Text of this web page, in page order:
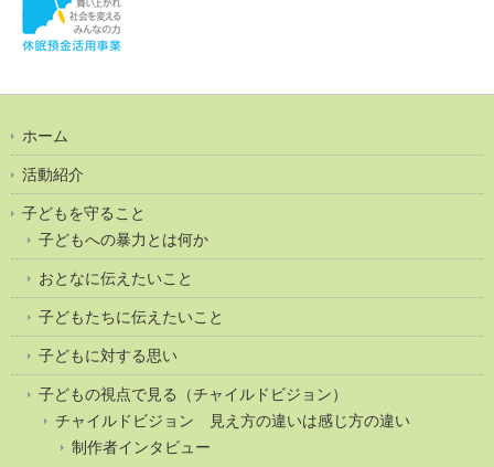
ホーム
活動紹介
子どもを守ること
子どもへの暴力とは何か
おとなに伝えたいこと
子どもたちに伝えたいこと
子どもに対する思い
子どもの視点で見る（チャイルドビジョン）
チャイルドビジョン 見え方の違いは感じ方の違い
制作者インタビュー